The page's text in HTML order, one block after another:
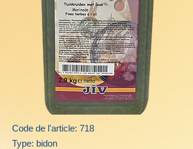
Code de l'article: 718
Type: bidon